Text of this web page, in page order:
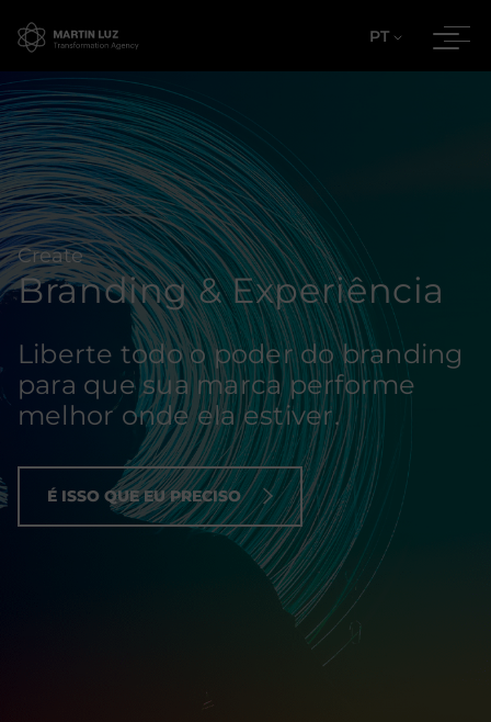
PT
Create
Branding & Experiência
Liberte todo o poder do branding
para que sua marca performe
melhor onde ela estiver.
É ISSO QUE EU PRECISO